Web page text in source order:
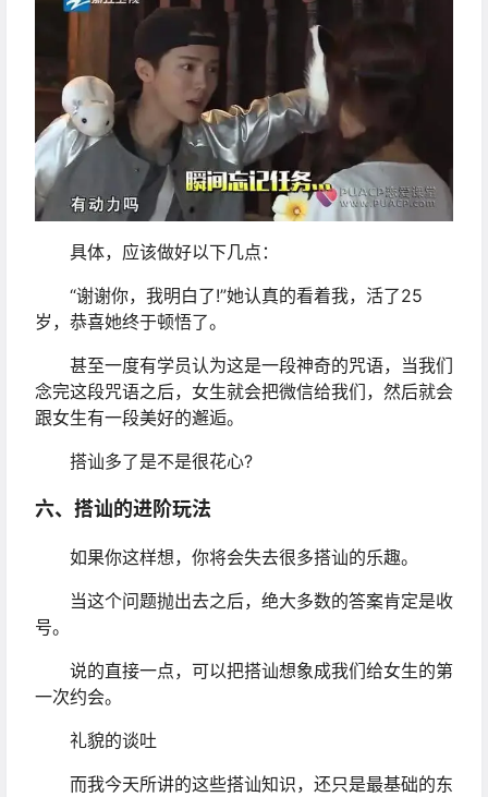
具体，应该做好以下几点：
“谢谢你，我明白了!”她认真的看着我，活了25
岁，恭喜她终于顿悟了。
甚至一度有学员认为这是一段神奇的咒语，当我们
念完这段咒语之后，女生就会把微信给我们，然后就会
跟女生有一段美好的邂逅。
搭讪多了是不是很花心?
六、搭讪的进阶玩法
如果你这样想，你将会失去很多搭讪的乐趣。
当这个问题抛出去之后，绝大多数的答案肯定是收
号。
说的直接一点，可以把搭讪想象成我们给女生的第
一次约会。
礼貌的谈吐
而我今天所讲的这些搭讪知识，还只是最基础的东